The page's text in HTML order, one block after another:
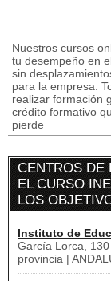
Nuestros cursos
tu desempeño en
sin
para la empresa.
realizar formación
crédito formativo
pierde
CENTROS DE
EL CURSO
LOS
Instituto de
García Lorca, 130
provincia |